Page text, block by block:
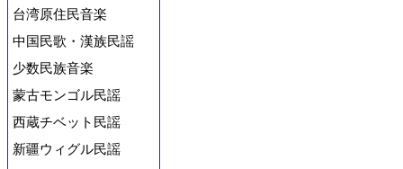
台湾原住民音楽
中国民歌・漢族民謡
少数民族音楽
蒙古モンゴル民謡
西蔵チベット民謡
新疆ウィグル民謡